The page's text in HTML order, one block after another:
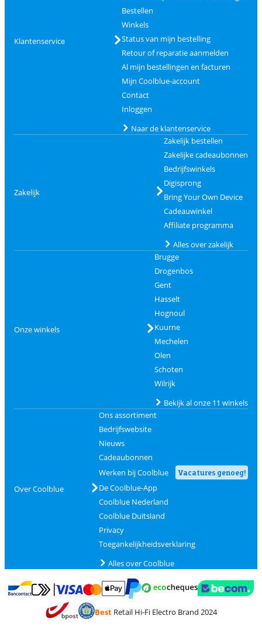
Klantenservice
Bestellen
Winkels
Status van mijn bestelling
Retour of reparatie aanmelden
Al mijn bestellingen en facturen
Mijn Coolblue-account
Contact
Inloggen
Naar de klantenservice
Zakelijk
Zakelijk bestellen
Zakelijke cadeaubonnen
Bedrijfswinkels
Digisprong
Bring Your Own Device
Cadeauwinkel
Affiliate programma
Alles over zakelijk
Onze winkels
Brugge
Drogenbos
Gent
Hasselt
Hognoul
Kuurne
Mechelen
Olen
Schoten
Wilrijk
Bekijk al onze 11 winkels
Over Coolblue
Ons assortiment
Bedrijfswebsite
Nieuws
Cadeaubonnen
Werken bij Coolblue
Vacatures genoeg!
De Coolblue-App
Coolblue Nederland
Coolblue Duitsland
Privacy
Toegankelijkheidsverklaring
Alles over Coolblue
Betalen met Bancontact
Betalen met MasterCard en Visa via ClickToPay
BestRetail Hi-Fi Electro Brand 2024